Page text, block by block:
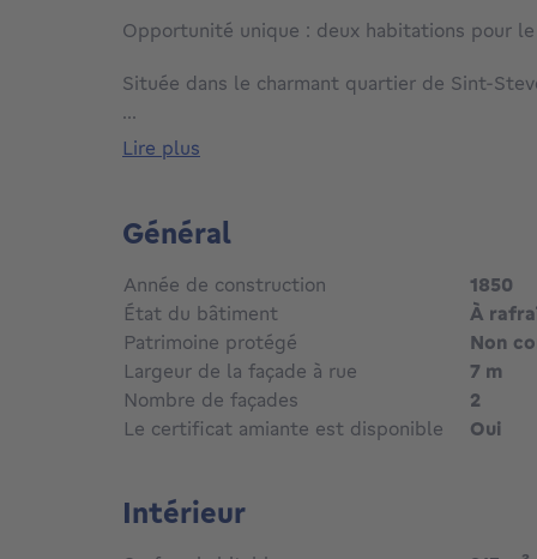
Opportunité unique : deux habitations pour
Située dans le charmant quartier de Sint-
distinctes. Avec deux cuisines et deux
kangourou idéale, parfaite pour vivre
La première habitation dispose de deux
marché et fait de ce bien une véritable
Les deux unités dhabitation bénéficient dun
damiante et disposent dune installation
Actuellement, le bien est autorisé comme
Ne laissez pas passer cette opportunité
rapidement pour plus dinformations ou pour
...
lire plus
Général
Année de construction
1850
État du bâtiment
À
Patrimoine protégé
Non
Largeur de la façade à rue
7 m
Nombre de façades
2
Le certificat amiante est disponible
Oui
Intérieur